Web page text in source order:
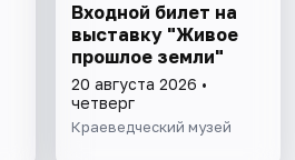
Входной билет на
выставку "Живое
прошлое земли"
20 августа 2026 •
четверг
Краеведческий музей